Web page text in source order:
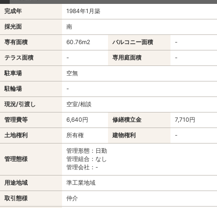
完成年 1984年1月築
採光面 南
専有面積 60.76m2 バルコニー面積 -
テラス面積 - 専用庭面積 -
駐車場 空無
駐輪場 -
現況/引渡し 空室/相談
管理費等 6,640円 修繕積立金 7,710円
土地権利 所有権 建物権利 -
管理態様
管理形態：日勤
管理組合：なし
管理会社：-
用途地域 準工業地域
取引態様 仲介